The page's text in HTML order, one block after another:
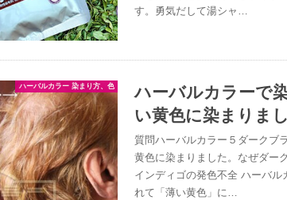
す。勇気だして湯シャ…
ハーバルカラー 染まり方、色
ハーバルカラーで
い黄色に染まりま
質問ハーバルカラー５ダークブ
黄色に染まりました。なぜダー
インディゴの発色不全 ハーバル
れて「薄い黄色」に…